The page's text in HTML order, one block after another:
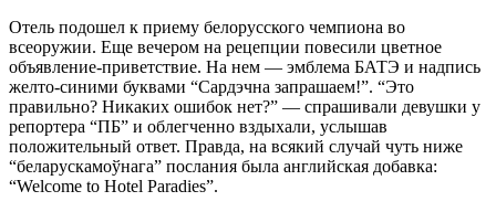
Отель подошел к приему белорусского чемпиона во
всеоружии. Еще вечером на рецепции повесили цветное
объявление-приветствие. На нем — эмблема БАТЭ и надпись
желто-синими буквами “Сардэчна запрашаем!”. “Это
правильно? Никаких ошибок нет?” — спрашивали девушки у
репортера “ПБ” и облегченно вздыхали, услышав
положительный ответ. Правда, на всякий случай чуть ниже
“беларускамоўнага” послания была английская добавка:
“Welcome to Hotel Paradies”.